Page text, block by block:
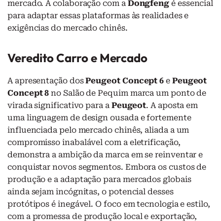
mercado. A colaboração com a Dongfeng é essencial
para adaptar essas plataformas às realidades e
exigências do mercado chinês.
Veredito Carro e Mercado
A apresentação dosPeugeot Concept 6 e Peugeot
Concept 8 no Salão de Pequim marca um ponto de
virada significativo para a Peugeot. A aposta em
uma linguagem de design ousada e fortemente
influenciada pelo mercado chinês, aliada a um
compromisso inabalável com a eletrificação,
demonstra a ambição da marca em se reinventar e
conquistar novos segmentos. Embora os custos de
produção e a adaptação para mercados globais
ainda sejam incógnitas, o potencial desses
protótipos é inegável. O foco em tecnologia e estilo,
com a promessa de produção local e exportação,